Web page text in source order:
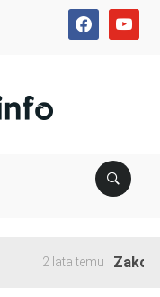
facebookyoutube
2 lata temu